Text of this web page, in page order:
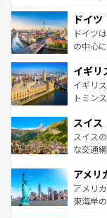
せる。
ンテン
で、幅
聖堂、
から魅
いる。
香り高
らに、
れる地
を参照
ドイツ
ドイツ
の中心
顔を持
ルリン
してラ
は、お酒
ドイツ
イギリ
イギリ
トミン
リアご
ティー
戦など
ンツ一覧
スイス
スイス
な交通
の建物
博物館
ことが
アメリ
アメリ
東海岸